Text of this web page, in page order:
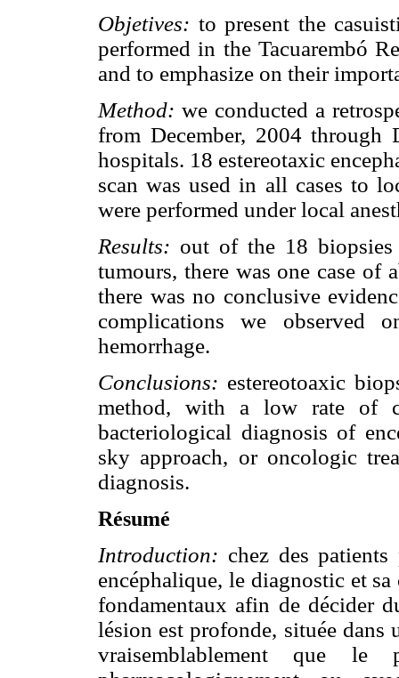
Objetives: to present the
performed in the Tacuarembó
and to emphasize on their
Method: we conducted a
from December, 2004 through
hospitals. 18 estereotaxic
scan was used in all cases to
were performed under local
Results: out of the 18 biopsies
tumours, there was one case of
there was no conclusive
complications we observed
hemorrhage.
Conclusions: estereotoaxic
method, with a low rate of
bacteriological diagnosis of
sky approach, or oncologic
diagnosis.
Résumé
Introduction: chez des
encéphalique, le diagnostic et
fondamentaux afin de décider
lésion est profonde, située dans
vraisemblablement que le